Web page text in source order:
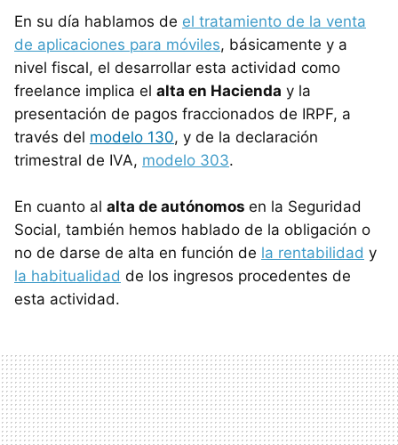
En su día hablamos de el tratamiento de la venta
de aplicaciones para móviles, básicamente y a
nivel fiscal, el desarrollar esta actividad como
freelance implica el alta en Hacienda y la
presentación de pagos fraccionados de IRPF, a
través del modelo 130, y de la declaración
trimestral de IVA, modelo 303.
En cuanto al alta de autónomos en la Seguridad
Social, también hemos hablado de la obligación o
no de darse de alta en función de la rentabilidad y
la habitualidad de los ingresos procedentes de
esta actividad.